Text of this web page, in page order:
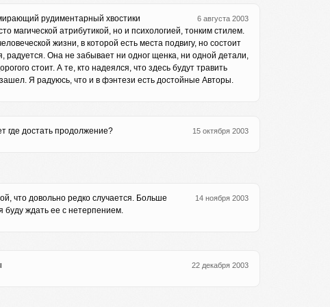
6 августа 2003
рудиментарный хвостики
магической атрибутикой, но и психологией, тонким стилем.
жизни, в которой есть места подвигу, но состоит
радуется. Она не забывает ни одног щенка, ни одной детали,
стоит. А те, кто надеялся, что здесь будут травить
Я радуюсь, что и в фэнтези есть достойные Авторы.
15 октября 2003
где достать продолжение?
14 ноября 2003
что довольно редко случается. Больше
буду ждать ее с нетерпением.
22 декабря 2003